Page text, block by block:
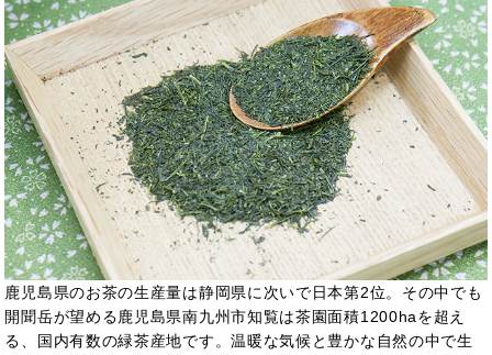
鹿児島県のお茶の生産量は静岡県に次いで日本第2位。その中でも
開聞岳が望める鹿児島県南九州市知覧は茶園面積1200haを超え
る、国内有数の緑茶産地です。温暖な気候と豊かな自然の中で生